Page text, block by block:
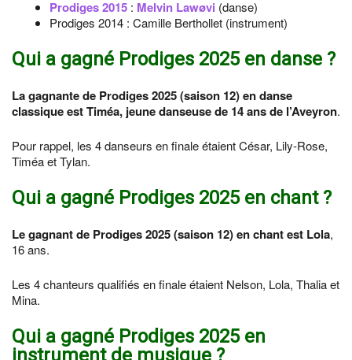
Prodiges 2015 : Melvin Lawøvi (danse)
Prodiges 2014 : Camille Berthollet (instrument)
Qui a gagné Prodiges 2025 en danse ?
La gagnante de Prodiges 2025 (saison 12) en danse
classique est Timéa, jeune danseuse de 14 ans de l’Aveyron.
Pour rappel, les 4 danseurs en finale étaient César, Lily-Rose,
Timéa et Tylan.
Qui a gagné Prodiges 2025 en chant ?
Le gagnant de Prodiges 2025 (saison 12) en chant est Lola,
16 ans.
Les 4 chanteurs qualifiés en finale étaient Nelson, Lola, Thalia et
Mina.
Qui a gagné Prodiges 2025 en
instrument de musique ?